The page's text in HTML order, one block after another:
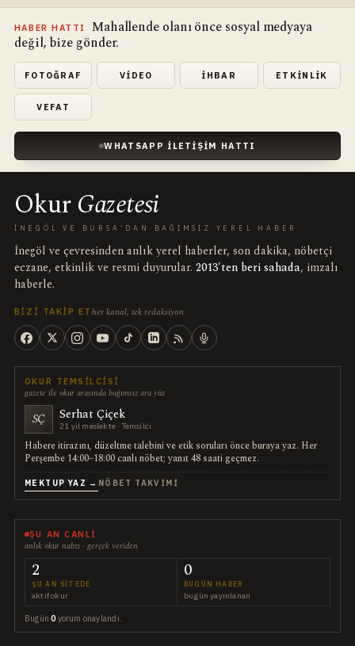
HABER HATTI
Mahallende olanı önce sosyal medyaya
değil, bize gönder.
FOTOĞRAF VIDEO İHBAR ETKINLIK
VEFAT
WHATSAPP İLETIŞIM HATTI
OkurGazetesi
İNEGÖL VE BURSA'DAN BAĞIMSIZ YEREL HABER
İnegöl ve çevresinden anlık yerel haberler, son dakika, nöbetçi
eczane, etkinlik ve resmi duyurular. 2013'ten beri sahada, imzalı
haberle.
BIZI TAKIP ET her kanal, tek redaksiyon
OKUR TEMSILCISI
gazete ile okur arasında bağımsız ara yüz
SÇ Serhat Çiçek
21 yıl meslekte · Temsilci
Habere itirazını, düzeltme talebini ve etik soruları önce buraya yaz. Her
Perşembe 14:00–18:00 canlı nöbet; yanıt 48 saati geçmez.
MEKTUP YAZ → NÖBET TAKVIMI
ŞU AN CANLI
anlık okur nabzı · gerçek veriden
2
ŞU AN SITEDE
aktif okur
0
BUGÜN HABER
bugün yayınlanan
Bugün0 yorum onaylandı.